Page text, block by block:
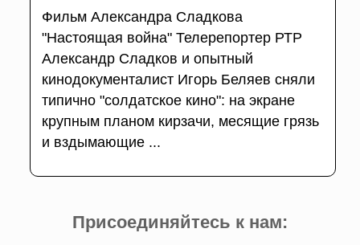
Фильм Александра Сладкова
"Настоящая война" Телерепортер РТР
Александр Сладков и опытный
кинодокументалист Игорь Беляев сняли
типично "солдатское кино": на экране
крупным планом кирзачи, месящие грязь
и вздымающие ...
Присоединяйтесь к нам: